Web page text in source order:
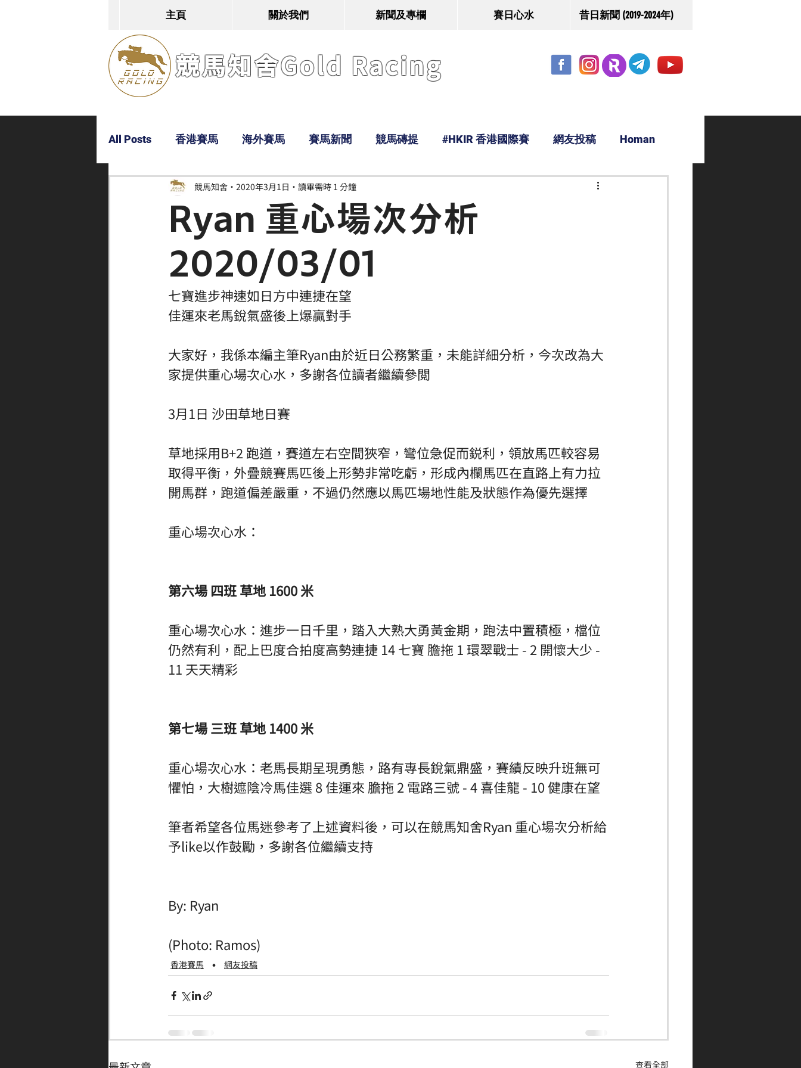
主頁 關於我們 新聞及專欄 賽日心水 昔日新聞 (2019-2024年)
競馬知舍Gold Racing
All Posts 香港賽馬 海外賽馬 賽馬新聞 競馬磚提 #HKIR 香港國際賽 網友投稿 Homan
Bobby 超仔 Tony 鹿
Ryan 重心場次分析
2020/03/01
競馬知舍 2020年3月1日 讀畢需時 1 分鐘
七寶進步神速如日方中連捷在望
佳運來老馬銳氣盛後上爆贏對手
大家好，我係本編主筆Ryan由於近日公務繁重，未能詳細分析，今次改為大
家提供重心場次心水，多謝各位讀者繼續參閲
3月1日 沙田草地日賽
草地採用B+2 跑道，賽道左右空間狹窄，彎位急促而鋭利，領放馬匹較容易
取得平衡，外疊競賽馬匹後上形勢非常吃虧，形成內欄馬匹在直路上有力拉
開馬群，跑道偏差嚴重，不過仍然應以馬匹場地性能及狀態作為優先選擇
重心場次心水：
第六場 四班 草地 1600 米
重心場次心水：進步一日千里，踏入大熟大勇黃金期，跑法中置積極，檔位
仍然有利，配上巴度合拍度高勢連捷 14 七寶 膽拖 1 環翠戰士 - 2 開懷大少 -
11 天天精彩
第七場 三班 草地 1400 米
重心場次心水：老馬長期呈現勇態，路有專長銳氣鼎盛，賽績反映升班無可
懼怕，大樹遮陰冷馬佳選 8 佳運來 膽拖 2 電路三號 - 4 喜佳龍 - 10 健康在望
筆者希望各位馬迷參考了上述資料後，可以在競馬知舍Ryan 重心場次分析給
予like以作鼓勵，多謝各位繼續支持
By: Ryan
(Photo: Ramos)
香港賽馬 網友投稿
查看全部